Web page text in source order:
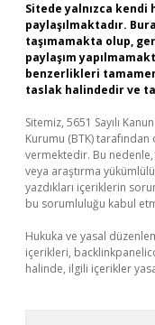
Sitede yalnızca kendi
paylaşılmaktadır.
taşımamakta olup,
paylaşım
benzerlikleri
taslak halindedir ve
Sitemiz, 5651 Sayılı
Kurumu (BTK) tarafından
vermektedir. Bu
veya araştırma
yazdıkları içeriklerin
bu sorumluluğu kabul
Hukuka ve yasal
içerikleri,
halinde, ilgili içerikler